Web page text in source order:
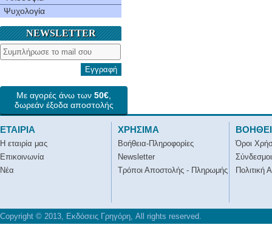
Ψυχολογία
NEWSLETTER
Εγγραφή
Με αγορές άνω των 50€
δωρεάν έξοδα αποστολής
ΕΤΑΙΡΙΑ
Η εταιρία μας
Επικοινωνία
Νέα
ΧΡΗΣΙΜΑ
Βοήθεια-Πληροφορίες
Newsletter
Τρόποι Αποστολής - Πληρωμής
Όροι
Σύνδεσμοι
Πολιτική
Copyright © 2013, Εκδόσεις Γρηγόρη, All rights reserved.